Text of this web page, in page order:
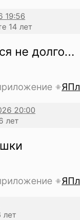
14 лет
не долго...
лет